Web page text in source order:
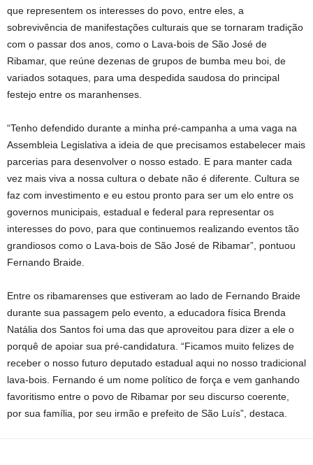
que representem os interesses do povo, entre eles, a
sobrevivência de manifestações culturais que se tornaram tradição
com o passar dos anos, como o Lava-bois de São José de
Ribamar, que reúne dezenas de grupos de bumba meu boi, de
variados sotaques, para uma despedida saudosa do principal
festejo entre os maranhenses.
“Tenho defendido durante a minha pré-campanha a uma vaga na
Assembleia Legislativa a ideia de que precisamos estabelecer mais
parcerias para desenvolver o nosso estado. E para manter cada
vez mais viva a nossa cultura o debate não é diferente. Cultura se
faz com investimento e eu estou pronto para ser um elo entre os
governos municipais, estadual e federal para representar os
interesses do povo, para que continuemos realizando eventos tão
grandiosos como o Lava-bois de São José de Ribamar”, pontuou
Fernando Braide.
Entre os ribamarenses que estiveram ao lado de Fernando Braide
durante sua passagem pelo evento, a educadora física Brenda
Natália dos Santos foi uma das que aproveitou para dizer a ele o
porquê de apoiar sua pré-candidatura. “Ficamos muito felizes de
receber o nosso futuro deputado estadual aqui no nosso tradicional
lava-bois. Fernando é um nome político de força e vem ganhando
favoritismo entre o povo de Ribamar por seu discurso coerente,
por sua família, por seu irmão e prefeito de São Luís”, destaca.